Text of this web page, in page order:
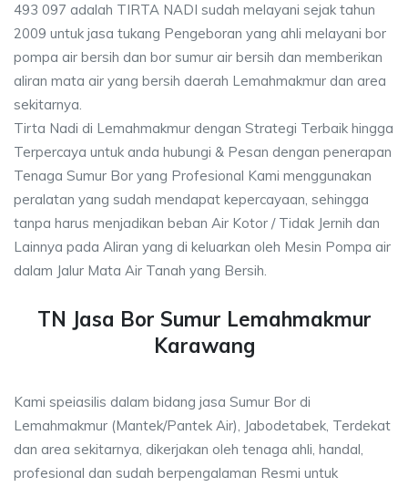
493 097 adalah TIRTA NADI sudah melayani sejak tahun
2009 untuk jasa tukang Pengeboran yang ahli melayani bor
pompa air bersih dan bor sumur air bersih dan memberikan
aliran mata air yang bersih daerah Lemahmakmur dan area
sekitarnya.
Tirta Nadi di Lemahmakmur dengan Strategi Terbaik hingga
Terpercaya untuk anda hubungi & Pesan dengan penerapan
Tenaga Sumur Bor yang Profesional Kami menggunakan
peralatan yang sudah mendapat kepercayaan, sehingga
tanpa harus menjadikan beban Air Kotor / Tidak Jernih dan
Lainnya pada Aliran yang di keluarkan oleh Mesin Pompa air
dalam Jalur Mata Air Tanah yang Bersih.
TN Jasa Bor Sumur Lemahmakmur
Karawang
Kami speiasilis dalam bidang jasa Sumur Bor di
Lemahmakmur (Mantek/Pantek Air), Jabodetabek, Terdekat
dan area sekitarnya, dikerjakan oleh tenaga ahli, handal,
profesional dan sudah berpengalaman Resmi untuk